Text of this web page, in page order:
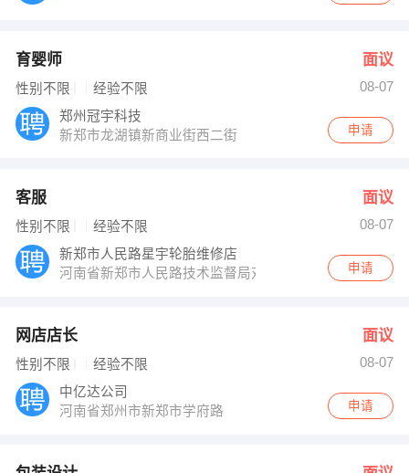
育婴师 面议
性别不限 经验不限
08-07
郑州冠宇科技
新郑市龙湖镇新商业街西二街
申请
客服 面议
性别不限 经验不限
08-07
新郑市人民路星宇轮胎维修店
河南省新郑市人民路技术监督局对面
申请
网店店长 面议
性别不限 经验不限
08-07
中亿达公司
河南省郑州市新郑市学府路
申请